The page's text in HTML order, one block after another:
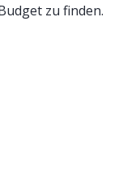
zu finden.